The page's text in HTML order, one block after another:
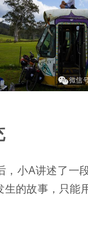
，小A讲述了一
生的故事，只能